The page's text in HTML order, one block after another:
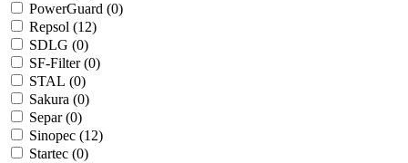
PowerGuard (0)
Repsol (12)
SDLG (0)
SF-Filter (0)
STAL (0)
Sakura (0)
Separ (0)
Sinopec (12)
Startec (0)